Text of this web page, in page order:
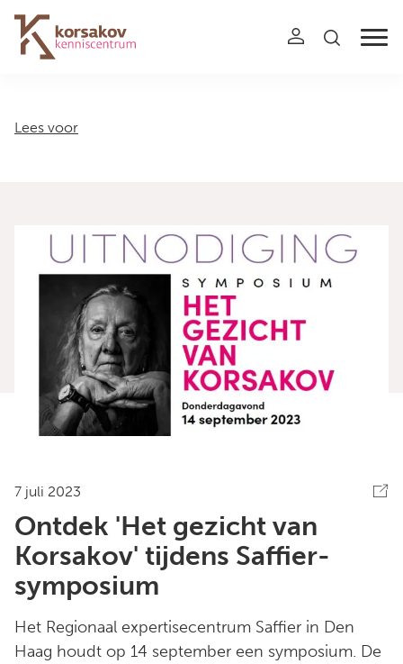
Navigation
Lees voor
7 juli 2023
Ontdek 'Het gezicht van
Korsakov' tijdens Saffier-
symposium
Het Regionaal expertisecentrum Saffier in Den
Haag houdt op 14 september een symposium. De